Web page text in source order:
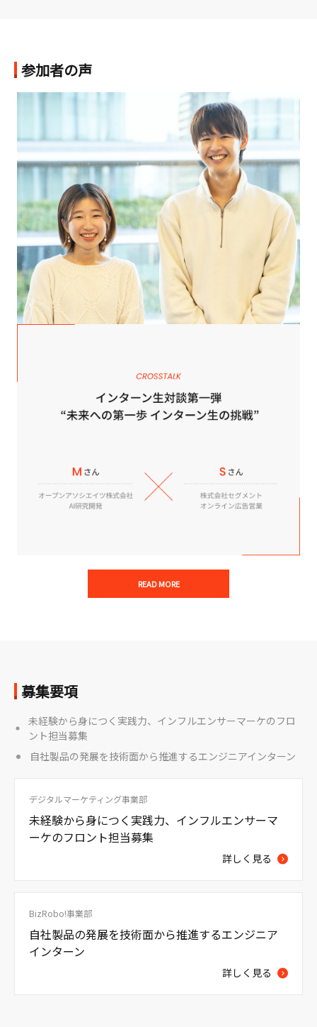
参加者の声
READ MORE
募集要項
未経験から身につく実践力、インフルエンサーマーケのフロ
ント担当募集
自社製品の発展を技術面から推進するエンジニアインターン
デジタルマーケティング事業部
未経験から身につく実践力、インフルエンサーマ
ーケのフロント担当募集
詳しく見る
BizRobo!事業部
自社製品の発展を技術面から推進するエンジニア
インターン
詳しく見る